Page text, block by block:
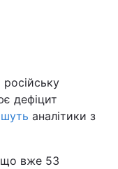
дефіцит
аналітики з
що вже 53